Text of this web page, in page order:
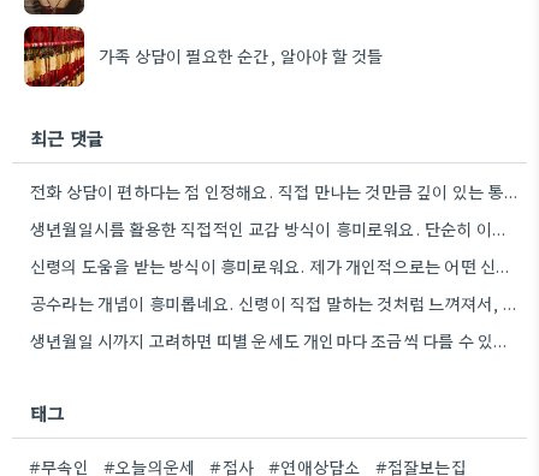
가족 상담이 필요한 순간, 알아야 할 것들
최근 댓글
전화 상담이 편하다는 점 인정해요. 직접 만나는 것만큼 깊이 있는 통찰력을 얻기는 어려울 것 같아요.
생년월일시를 활용한 직접적인 교감 방식이 흥미로워요. 단순히 이론적 틀에 기대는 것보다, 개인의 상황에 맞춰 신령의…
신령의 도움을 받는 방식이 흥미로워요. 제가 개인적으로는 어떤 신령이 상담자의 상황에 맞춰 질문을 받아들이는지 궁금하네요.
공수라는 개념이 흥미롭네요. 신령이 직접 말하는 것처럼 느껴져서, 현대적인 AI 챗봇의 답변 방식과 연결해서 생각해…
생년월일 시까지 고려하면 띠별 운세도 개인마다 조금씩 다를 수 있네요. 특히 연말에 태어난 분들은 좀…
태그
#무속인 #오늘의운세 #점사 #연애상담소 #점잘보는집